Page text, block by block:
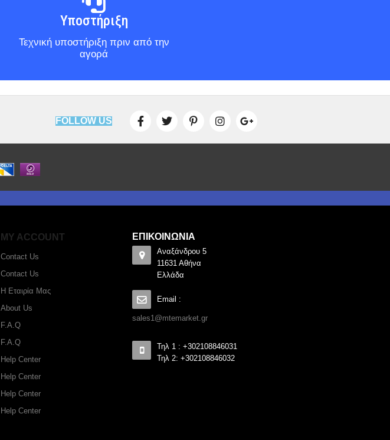
Υποστήριξη
Τεχνική υποστήριξη πριν από την
αγορά
FOLLOW US
MY ACCOUNT
Contact Us
Contact Us
Η Εταιρία Μας
About Us
F.A.Q
F.A.Q
Help Center
Help Center
Help Center
Help Center
ΕΠΙΚΟΙΝΩΝΙΑ
Αναξάνδρου 5
11631 Αθήνα
Ελλάδα
Email :
sales1@mtemarket.gr
Τηλ 1 : +302108846031
Τηλ 2: +302108846032